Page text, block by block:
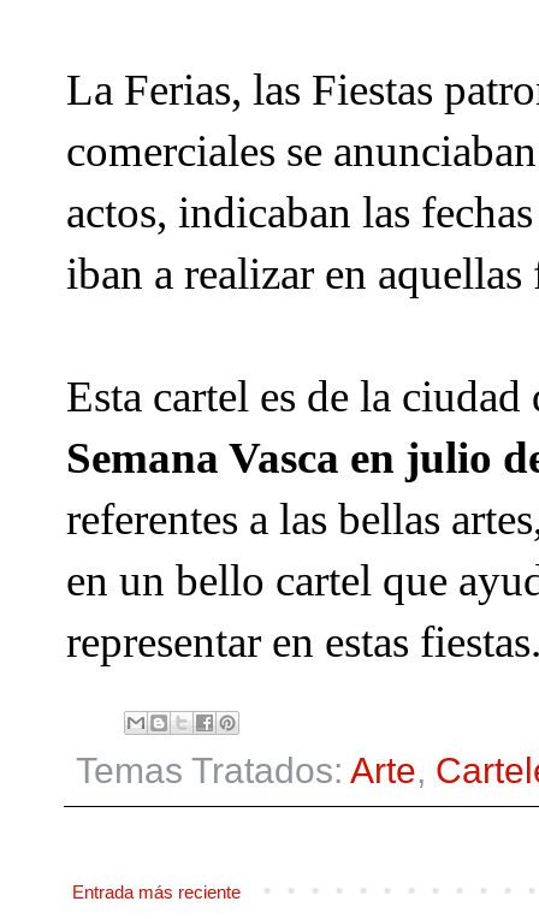
La Ferias, las Fiestas
comerciales se
actos, indicaban las
iban a realizar en aquellas
Esta cartel es de la
Semana Vasca en julio
referentes a las bellas
en un bello cartel que
representar en estas
Temas Tratados: Arte,
Entrada más reciente